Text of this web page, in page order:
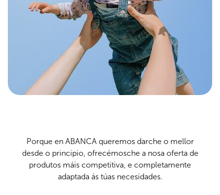
Porque en ABANCA queremos darche o mellor
desde o principio, ofrecémosche a nosa oferta de
produtos máis competitiva, e completamente
adaptada ás túas necesidades.